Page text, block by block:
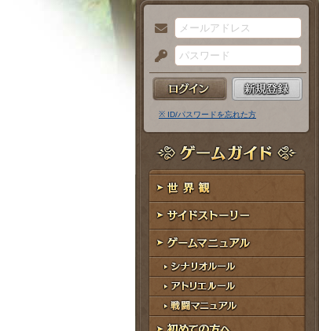
メ
ー
ル
ア
ド
レ
ス
パ
ス
ー
ド
※ ID/パスワードを忘れた方
ゲームガイド
世界観
サイドストーリー
ゲームマニュアル
シナリオルール
アトリエルール
戦闘マニュアル